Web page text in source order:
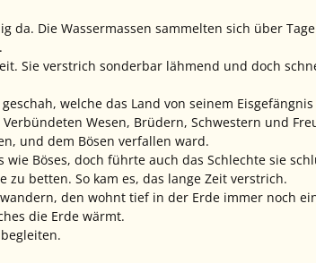
da. Die Wassermassen sammelten sich über
Sie verstrich sonderbar lähmend und doch
welche das Land von seinem
Wesen, Brüdern, Schwestern und
und dem Bösen verfallen ward.
Böses, doch führte auch das Schlechte sie
betten. So kam es, das lange Zeit verstrich.
den wohnt tief in der Erde immer noch
die Erde wärmt.